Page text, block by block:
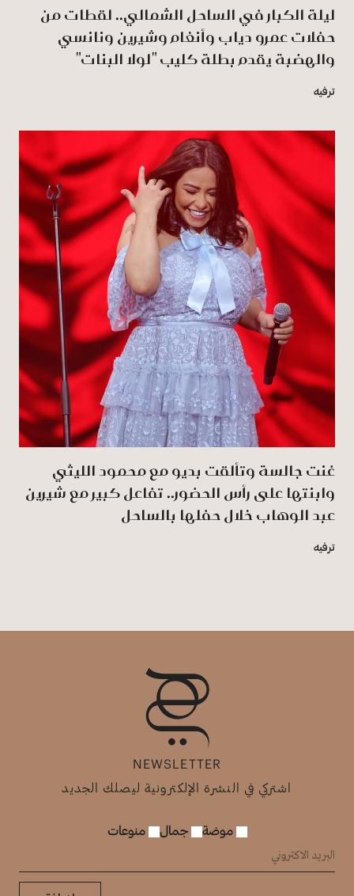
ليلة الكبار في الساحل الشمالي.. لقطات من
حفلات عمرو دياب وأنغام وشيرين ونانسي
والهضبة يقدم بطلة كليب "لولا البنات"
ترفيه
غنت جالسة وتألقت بديو مع محمود الليثي
وابنتها على رأس الحضور.. تفاعل كبير مع شيرين
عبد الوهاب خلال حفلها بالساحل
ترفيه
NEWSLETTER
اشتركي في النشرة الإلكترونية ليصلك الجديد
موضة جمال منوعات